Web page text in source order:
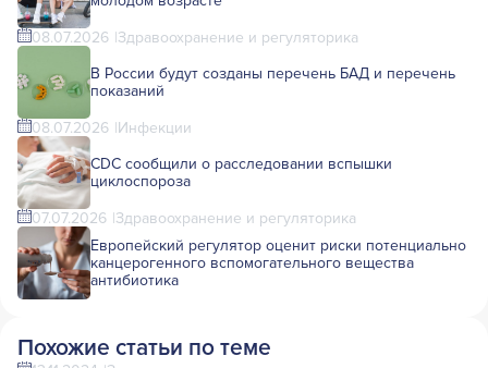
08.07.2026 Здравоохранение и регуляторика
В России будут созданы перечень БАД и перечень
показаний
08.07.2026 Инфекции
CDC сообщили о расследовании вспышки
циклоспороза
07.07.2026 Здравоохранение и регуляторика
Европейский регулятор оценит риски потенциально
канцерогенного вспомогательного вещества
антибиотика
Похожие статьи по теме